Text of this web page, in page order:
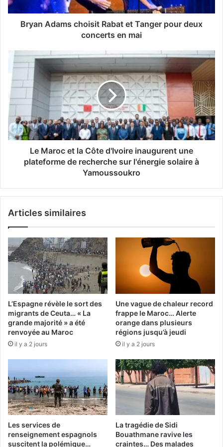
concerts
Bryan Adams choisit Rabat et Tanger pour deux
concerts en mai
Le
Maroc
la
Côte
d'Ivoire
inaugurent
une
plateforme
recherche
solaire
Yamoussoukro
Le Maroc et la Côte d'Ivoire inaugurent une
plateforme de recherche sur l'énergie solaire à
Yamoussoukro
Articles similaires
L’Espagne révèle le sort des
migrants de Ceuta… « La
grande majorité » a été
renvoyée au Maroc
il y a 2 jours
Une vague de chaleur record
frappe le Maroc… Alerte
orange dans plusieurs
régions jusqu’à jeudi
il y a 2 jours
Les services de
renseignement espagnols
suscitent la polémique…
La tragédie de Sidi
Bouathmane ravive les
craintes… Des malades